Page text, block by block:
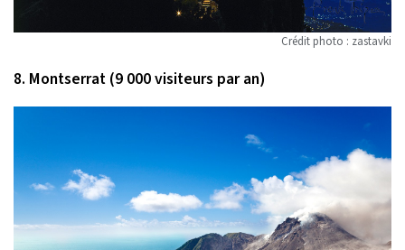
Crédit photo : zastavki
8. Montserrat (9 000 visiteurs par an)